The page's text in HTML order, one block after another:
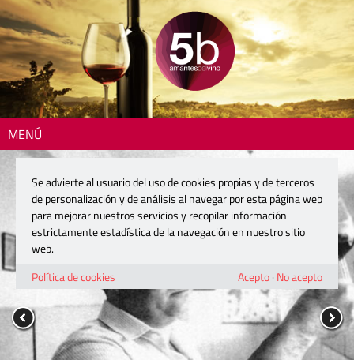
MENÚ
Se advierte al usuario del uso de cookies propias y de terceros
de personalización y de análisis al navegar por esta página web
para mejorar nuestros servicios y recopilar información
estrictamente estadística de la navegación en nuestro sitio
web.
Política de cookies
Acepto· No acepto